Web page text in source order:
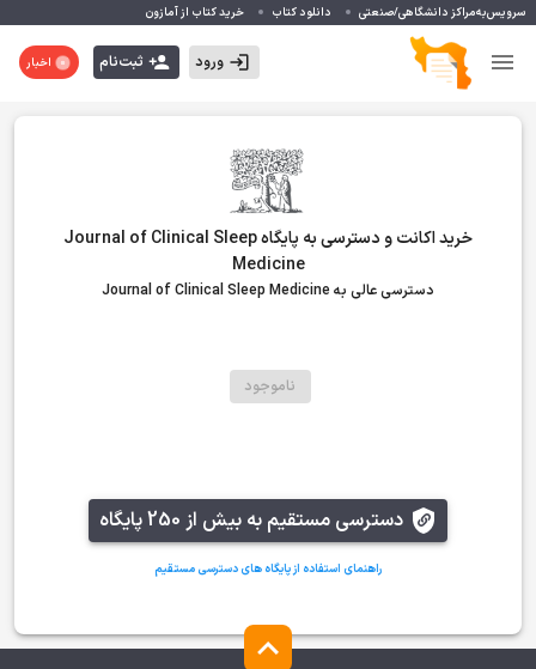
سرویس‌به‌مراکز دانشگاهی/صنعتی دانلود کتاب خرید کتاب از آمازون
ورود ثبت‌نام اخبار
خرید اکانت و دسترسی به پایگاه Journal of Clinical Sleep
Medicine
دسترسی عالی به Journal of Clinical Sleep Medicine
ناموجود
دسترسی مستقیم به بیش از 250 پایگاه
راهنمای استفاده از پایگاه های دسترسی مستقیم